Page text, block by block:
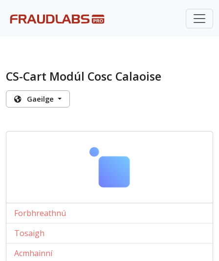
CS-Cart Modúl Cosc Calaoise
Gaeilge
Forbhreathnú
Tosaigh
Acmhainní